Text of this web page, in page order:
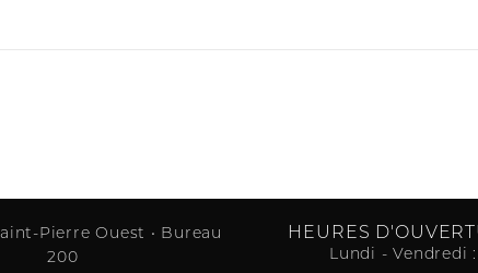
Pierre Ouest • Bureau
200
HEURES
Lundi - Vendredi :